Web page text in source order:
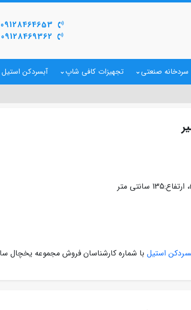
09128464653
09128469362
سردخانه صنعتی تجهیزات کافی شاپ آبسردکن استیل
استیل با شماره کارشناسان فروش مجموعه یخچال